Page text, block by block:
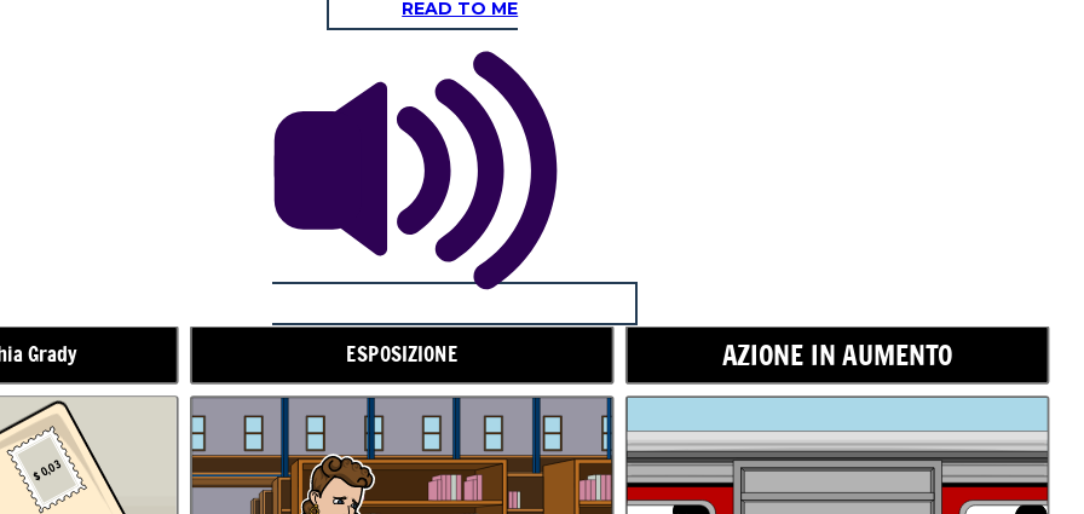
AZIONE IN AUMENTO
le storie di La signorina Breed è andata alla stazione dei treni dove le
READ TO ME
Grady ESPOSIZIONE AZIONE IN AUMENTO
$ 0,03